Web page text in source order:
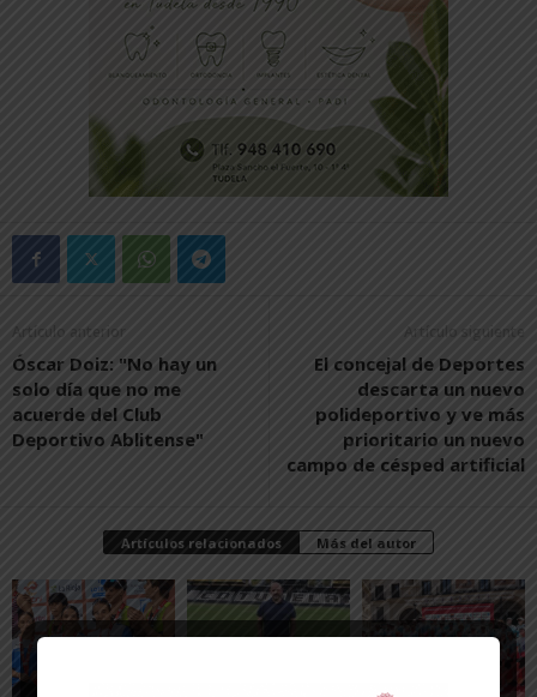
Artículo anterior
Óscar Doiz: "No hay un
solo día que no me
acuerde del Club
Deportivo Ablitense"
Artículo siguiente
El concejal de Deportes
descarta un nuevo
polideportivo y ve más
prioritario un nuevo
campo de césped artificial
Artículos relacionados Más del autor